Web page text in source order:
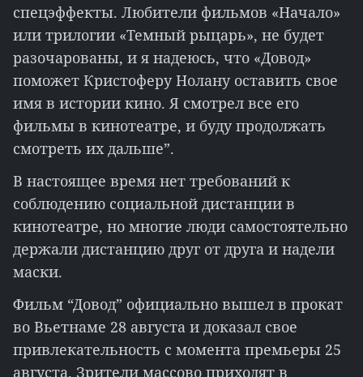
спецэффекты. Любители фильмов «Начало»
или трилогии «Темный рыцарь», не будет
разочарованы, и я надеюсь, что «Довод»
поможет Кристоферу Нолану оставить свое
имя в истории кино. Я смотрел все его
фильмы в кинотеатре, и буду продолжать
смотреть их дальше”.
В настоящее время нет требований к
соблюдению социальной дистанции в
кинотеатре, но многие люди самостоятельно
держали дистанцию друг от друга и надели
маски.
Фильм “Довод” официально вышел в прокат
во Вьетнаме 28 августа и доказал свое
привлекательность с момента премьеры 25
августа. Зрители массово приходят в